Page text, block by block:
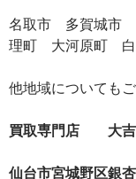
名取市 多賀城
理町 大河原町 白
他地域についてもご
買取専門店 大
仙台市宮城野区銀